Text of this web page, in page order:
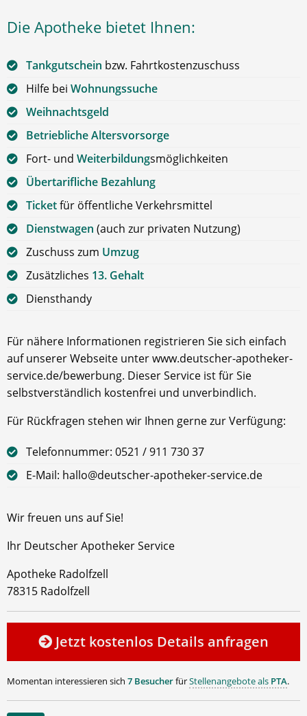
Die Apotheke bietet Ihnen:
Tankgutschein bzw. Fahrtkostenzuschuss
Hilfe bei Wohnungssuche
Weihnachtsgeld
Betriebliche Altersvorsorge
Fort- und Weiterbildungsmöglichkeiten
Übertarifliche Bezahlung
Ticketfür öffentliche Verkehrsmittel
Dienstwagen (auch zur privaten Nutzung)
Zuschuss zum Umzug
Zusätzliches 13. Gehalt
Diensthandy
Für nähere Informationen registrieren Sie sich einfach
auf unserer Webseite unter www.deutscher-apotheker-
service.de/bewerbung. Dieser Service ist für Sie
selbstverständlich kostenfrei und unverbindlich.
Für Rückfragen stehen wir Ihnen gerne zur Verfügung:
Telefonnummer: 0521 / 911 730 37
E-Mail: hallo@deutscher-apotheker-service.de
Wir freuen uns auf Sie!
Ihr Deutscher Apotheker Service
Apotheke Radolfzell
78315 Radolfzell
Jetzt kostenlos Details anfragen
Momentan interessieren sich 7 BesucherfürStellenangebote als PTA.